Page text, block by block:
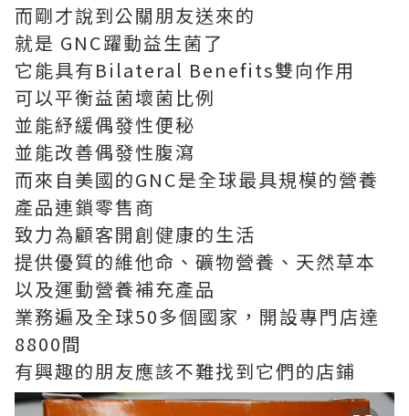
而剛才說到公關朋友送來的
就是 GNC躍動益生菌了
它能具有Bilateral Benefits雙向作用
可以平衡益菌壞菌比例
並能紓緩偶發性便秘
並能改善偶發性腹瀉
而來自美國的GNC是全球最具規模的營養
產品連鎖零售商
致力為顧客開創健康的生活
提供優質的維他命、礦物營養、天然草本
以及運動營養補充產品
業務遍及全球50多個國家，開設專門店達
8800間
有興趣的朋友應該不難找到它們的店鋪